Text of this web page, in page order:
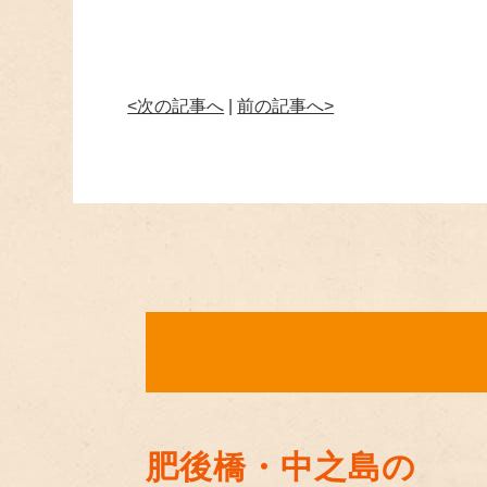
<次の記事へ |前の記事へ>
肥後橋・中之島の